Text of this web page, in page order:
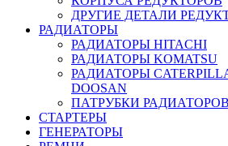
ДРУГИЕ ДЕТАЛИ
РАДИАТОРЫ
РАДИАТОРЫ HITACHI
РАДИАТОРЫ KOMATSU
РАДИАТОРЫ
DOOSAN
ПАТРУБКИ РАДИАТОРОВ
СТАРТЕРЫ
ГЕНЕРАТОРЫ